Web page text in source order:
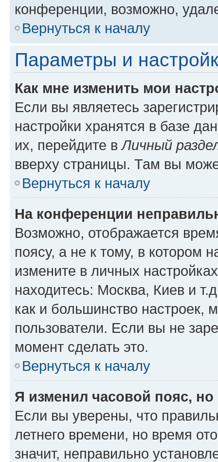
конференции, возможно,
Вернуться к началу
Параметры и
Как мне изменить мои
Если вы являетесь
настройки хранятся в базе
их, перейдите вЛичный
вверху страницы. Там вы
Вернуться к началу
На конференции
Возможно, отображается
поясу, а не к тому, в котором
измените в личных
находитесь: Москва, Киев и
как и большинство настроек,
пользователи. Если вы не
момент сделать это.
Вернуться к началу
Я изменил часовой пояс,
Если вы уверены, что
летнего времени, но время
значит, неправильно